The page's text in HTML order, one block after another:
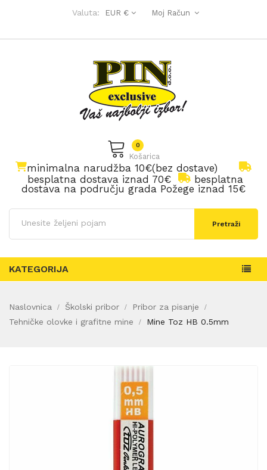
Valuta: EUR € Moj Račun
Košarica
0
minimalna narudžba 10€(bez dostave)
besplatna dostava iznad 70€
besplatna
dostava na području grada Požege iznad 15€
Pretraži
KATEGORIJA
Naslovnica Školski pribor
Pribor za pisanje
Tehničke olovke i grafitne mine
Mine Toz HB 0.5mm